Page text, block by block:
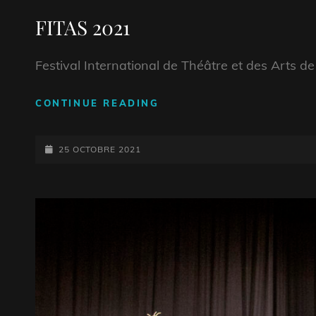
FITAS 2021
Festival International de Théâtre et des Arts
CONTINUE READING
POSTED-
25 OCTOBRE 2021